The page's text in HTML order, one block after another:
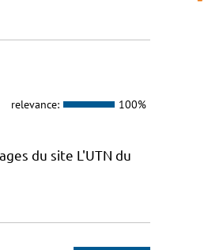
relevance: 100%
du site L'UTN du